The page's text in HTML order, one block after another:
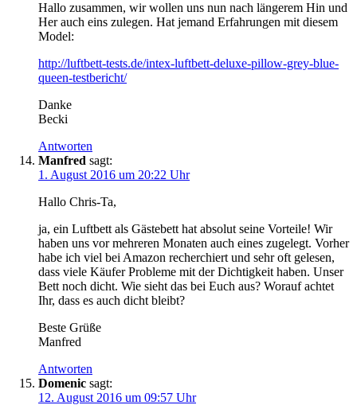
Hallo zusammen, wir wollen uns nun nach längerem Hin und
Her auch eins zulegen. Hat jemand Erfahrungen mit diesem
Model:
http://luftbett-tests.de/intex-luftbett-deluxe-pillow-grey-blue-
queen-testbericht/
Danke
Becki
Antworten
Manfred sagt:
1. August 2016 um 20:22 Uhr
Hallo Chris-Ta,
ja, ein Luftbett als Gästebett hat absolut seine Vorteile! Wir
haben uns vor mehreren Monaten auch eines zugelegt. Vorher
habe ich viel bei Amazon recherchiert und sehr oft gelesen,
dass viele Käufer Probleme mit der Dichtigkeit haben. Unser
Bett noch dicht. Wie sieht das bei Euch aus? Worauf achtet
Ihr, dass es auch dicht bleibt?
Beste Grüße
Manfred
Antworten
Domenic sagt:
12. August 2016 um 09:57 Uhr